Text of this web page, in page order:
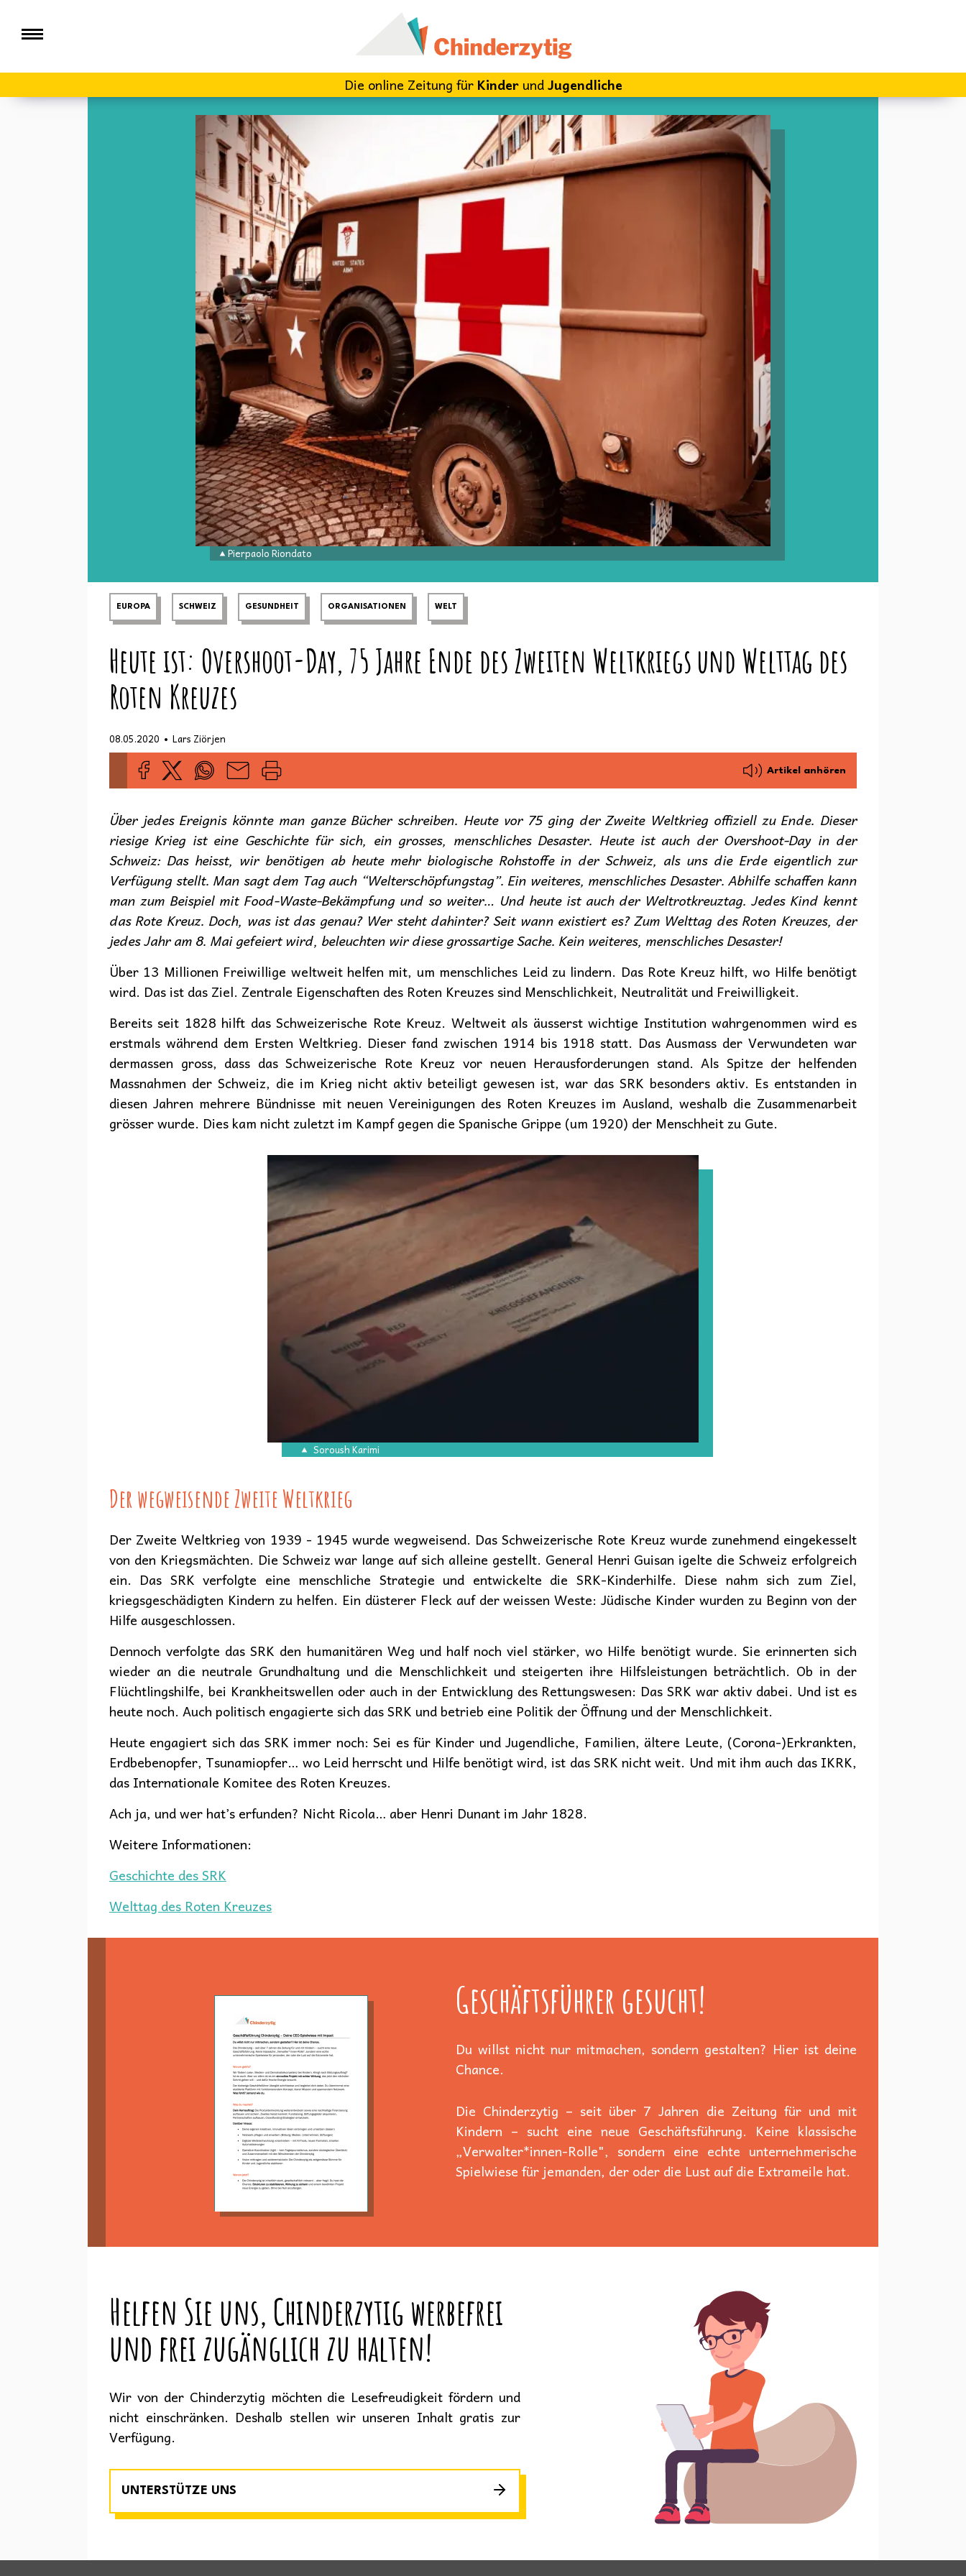
Die online Zeitung für KinderundJugendliche
Pierpaolo Riondato
EUROPA SCHWEIZ GESUNDHEIT ORGANISATIONEN WELT
Heute ist: Overshoot-Day, 75 Jahre Ende des Zweiten Weltkriegs und Welttag des
Roten Kreuzes
08.05.2020 • Lars Ziörjen
Artikel anhören
Über jedes Ereignis könnte man ganze Bücher schreiben. Heute vor 75 ging der Zweite Weltkrieg offiziell zu Ende. Dieser
riesige Krieg ist eine Geschichte für sich, ein grosses, menschliches Desaster. Heute ist auch der Overshoot-Day in der
Schweiz: Das heisst, wir benötigen ab heute mehr biologische Rohstoffe in der Schweiz, als uns die Erde eigentlich zur
Verfügung stellt. Man sagt dem Tag auch “Welterschöpfungstag”. Ein weiteres, menschliches Desaster. Abhilfe schaffen kann
man zum Beispiel mit Food-Waste-Bekämpfung und so weiter… Und heute ist auch der Weltrotkreuztag. Jedes Kind kennt
das Rote Kreuz. Doch, was ist das genau? Wer steht dahinter? Seit wann existiert es? Zum Welttag des Roten Kreuzes, der
jedes Jahr am 8. Mai gefeiert wird, beleuchten wir diese grossartige Sache. Kein weiteres, menschliches Desaster!
Über 13 Millionen Freiwillige weltweit helfen mit, um menschliches Leid zu lindern. Das Rote Kreuz hilft, wo Hilfe benötigt
wird. Das ist das Ziel. Zentrale Eigenschaften des Roten Kreuzes sind Menschlichkeit, Neutralität und Freiwilligkeit.
Bereits seit 1828 hilft das Schweizerische Rote Kreuz. Weltweit als äusserst wichtige Institution wahrgenommen wird es
erstmals während dem Ersten Weltkrieg. Dieser fand zwischen 1914 bis 1918 statt. Das Ausmass der Verwundeten war
dermassen gross, dass das Schweizerische Rote Kreuz vor neuen Herausforderungen stand. Als Spitze der helfenden
Massnahmen der Schweiz, die im Krieg nicht aktiv beteiligt gewesen ist, war das SRK besonders aktiv. Es entstanden in
diesen Jahren mehrere Bündnisse mit neuen Vereinigungen des Roten Kreuzes im Ausland, weshalb die Zusammenarbeit
grösser wurde. Dies kam nicht zuletzt im Kampf gegen die Spanische Grippe (um 1920) der Menschheit zu Gute.
Soroush Karimi
Der wegweisende Zweite Weltkrieg
Der Zweite Weltkrieg von 1939 - 1945 wurde wegweisend. Das Schweizerische Rote Kreuz wurde zunehmend eingekesselt
von den Kriegsmächten. Die Schweiz war lange auf sich alleine gestellt. General Henri Guisan igelte die Schweiz erfolgreich
ein. Das SRK verfolgte eine menschliche Strategie und entwickelte die SRK-Kinderhilfe. Diese nahm sich zum Ziel,
kriegsgeschädigten Kindern zu helfen. Ein düsterer Fleck auf der weissen Weste: Jüdische Kinder wurden zu Beginn von der
Hilfe ausgeschlossen.
Dennoch verfolgte das SRK den humanitären Weg und half noch viel stärker, wo Hilfe benötigt wurde. Sie erinnerten sich
wieder an die neutrale Grundhaltung und die Menschlichkeit und steigerten ihre Hilfsleistungen beträchtlich. Ob in der
Flüchtlingshilfe, bei Krankheitswellen oder auch in der Entwicklung des Rettungswesen: Das SRK war aktiv dabei. Und ist es
heute noch. Auch politisch engagierte sich das SRK und betrieb eine Politik der Öffnung und der Menschlichkeit.
Heute engagiert sich das SRK immer noch: Sei es für Kinder und Jugendliche, Familien, ältere Leute, (Corona-)Erkrankten,
Erdbebenopfer, Tsunamiopfer… wo Leid herrscht und Hilfe benötigt wird, ist das SRK nicht weit. Und mit ihm auch das IKRK,
das Internationale Komitee des Roten Kreuzes.
Ach ja, und wer hat’s erfunden? Nicht Ricola… aber Henri Dunant im Jahr 1828.
Weitere Informationen:
Geschichte des SRK
Welttag des Roten Kreuzes
Geschäftsführer gesucht!
Du willst nicht nur mitmachen, sondern gestalten? Hier ist deine
Chance.
Die Chinderzytig – seit über 7 Jahren die Zeitung für und mit
Kindern – sucht eine neue Geschäftsführung. Keine klassische
„Verwalter*innen-Rolle", sondern eine echte unternehmerische
Spielwiese für jemanden, der oder die Lust auf die Extrameile hat.
Helfen Sie uns, Chinderzytig werbefrei
und frei zugänglich zu halten!
Wir von der Chinderzytig möchten die Lesefreudigkeit fördern und
nicht einschränken. Deshalb stellen wir unseren Inhalt gratis zur
Verfügung.
UNTERSTÜTZE UNS